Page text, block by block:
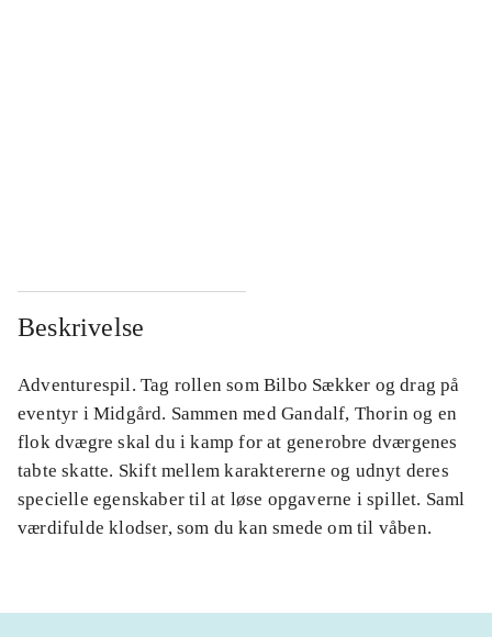
Beskrivelse
Adventurespil. Tag rollen som Bilbo Sækker og drag på
eventyr i Midgård. Sammen med Gandalf, Thorin og en
flok dvægre skal du i kamp for at generobre dværgenes
tabte skatte. Skift mellem karaktererne og udnyt deres
specielle egenskaber til at løse opgaverne i spillet. Saml
værdifulde klodser, som du kan smede om til våben.